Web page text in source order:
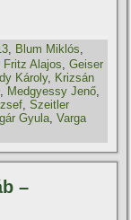
Blum Miklós
Fritz Alajos,Geiser
Károly, Krizsán
, Medgyessy Jenő,
,Szeitler
Gyula,Varga
–